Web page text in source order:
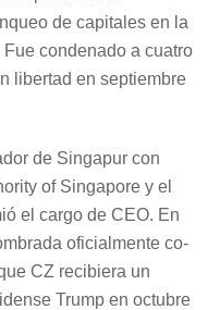
de capitales en la
condenado a cuatro
libertad en septiembre
de Singapur con
of Singapore y el
el cargo de CEO. En
oficialmente co-
CZ recibiera un
Trump en octubre